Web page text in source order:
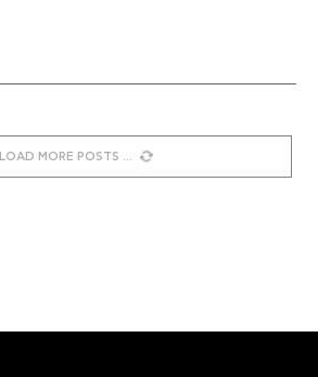
LOAD MORE POSTS